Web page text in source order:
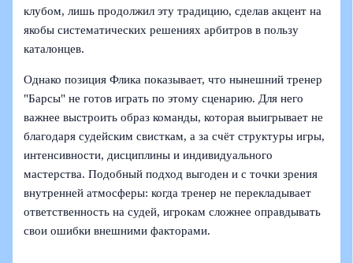
клубом, лишь продолжил эту традицию, сделав акцент на
якобы систематических решениях арбитров в пользу
каталонцев.
Однако позиция Флика показывает, что нынешний тренер
"Барсы" не готов играть по этому сценарию. Для него
важнее выстроить образ команды, которая выигрывает не
благодаря судейским свисткам, а за счёт структуры игры,
интенсивности, дисциплины и индивидуального
мастерства. Подобный подход выгоден и с точки зрения
внутренней атмосферы: когда тренер не перекладывает
ответственность на судей, игрокам сложнее оправдывать
свои ошибки внешними факторами.